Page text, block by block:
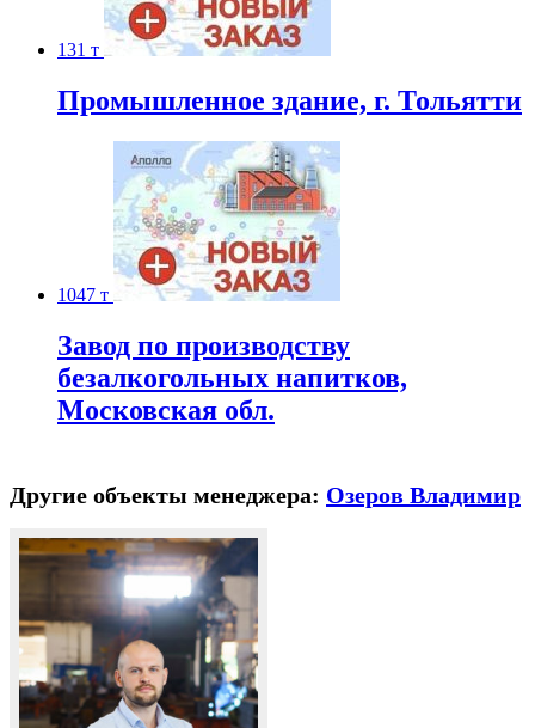
131 т
Промышленное здание, г. Тольятти
1047 т
Завод по производству
безалкогольных напитков,
Московская обл.
Другие объекты менеджера: Озеров Владимир